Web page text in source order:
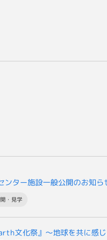
ンター施設一般公開のお知ら
・見学
文化祭』～地球を共に感